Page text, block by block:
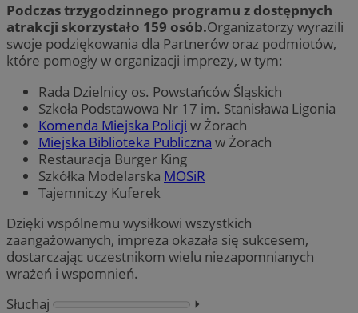
Podczas trzygodzinnego programu z dostępnych
atrakcji skorzystało 159 osób.Organizatorzy wyrazili
swoje podziękowania dla Partnerów oraz podmiotów,
które pomogły w organizacji imprezy, w tym:
Rada Dzielnicy os. Powstańców Śląskich
Szkoła Podstawowa Nr 17 im. Stanisława Ligonia
Komenda Miejska Policji w Żorach
Miejska Biblioteka Publiczna w Żorach
Restauracja Burger King
Szkółka Modelarska MOSiR
Tajemniczy Kuferek
Dzięki wspólnemu wysiłkowi wszystkich
zaangażowanych, impreza okazała się sukcesem,
dostarczając uczestnikom wielu niezapomnianych
wrażeń i wspomnień.
Słuchaj
⏵︎